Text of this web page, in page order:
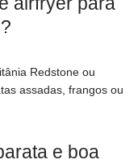
Redstone ou
assadas, frangos ou
e boa